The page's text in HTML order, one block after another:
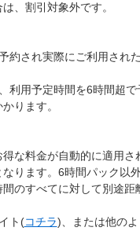
、割引対象外です。
約され実際にご利用され
利用予定時間を6時間超
ります。
な料金が自動的に適用
ります。6時間パック以
のすべてに対して別途距
ト(コチラ)、または他の